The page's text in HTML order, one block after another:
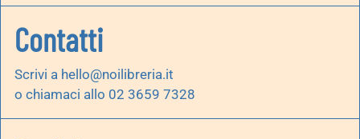
Contatti
Scrivi a hello@noilibreria.it
o chiamaci allo 02 3659 7328